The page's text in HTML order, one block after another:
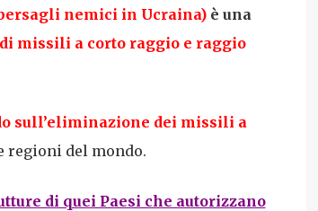
nemici in Ucraina) è una
missili a corto raggio e raggio
sull’eliminazione dei missili a
del mondo.
di quei Paesi che autorizzano